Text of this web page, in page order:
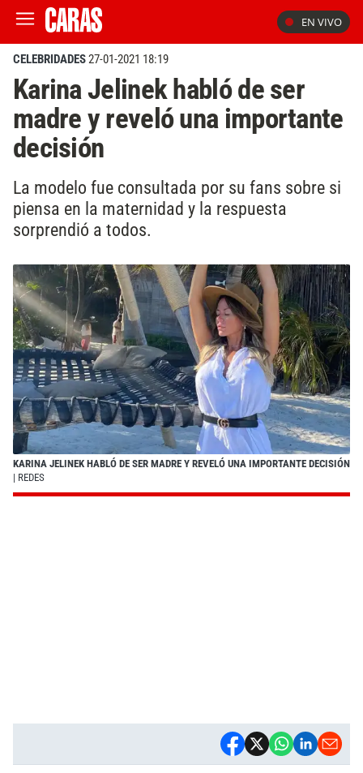
EN VIVO
CELEBRIDADES27-01-2021 18:19
Karina Jelinek habló de ser
madre y reveló una importante
decisión
La modelo fue consultada por su fans sobre si
piensa en la maternidad y la respuesta
sorprendió a todos.
KARINA JELINEK HABLÓ DE SER MADRE Y REVELÓ UNA IMPORTANTE DECISIÓN
| REDES